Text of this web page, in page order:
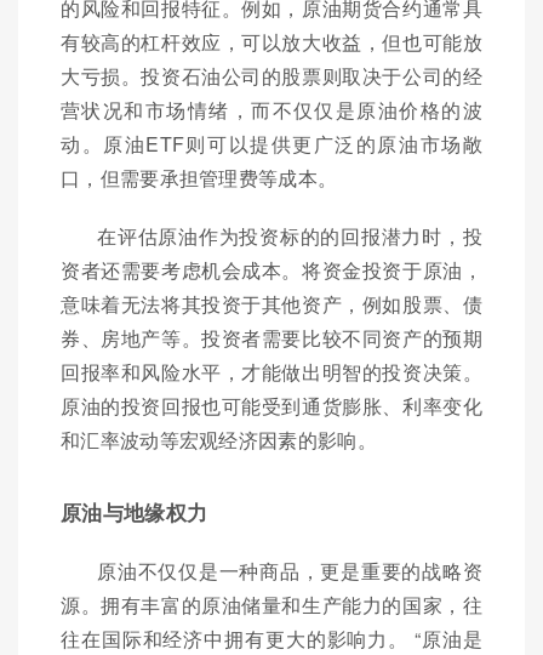
的风险和回报特征。例如，原油期货合约通常具
有较高的杠杆效应，可以放大收益，但也可能放
大亏损。投资石油公司的股票则取决于公司的经
营状况和市场情绪，而不仅仅是原油价格的波
动。原油ETF则可以提供更广泛的原油市场敞
口，但需要承担管理费等成本。
在评估原油作为投资标的的回报潜力时，投
资者还需要考虑机会成本。将资金投资于原油，
意味着无法将其投资于其他资产，例如股票、债
券、房地产等。投资者需要比较不同资产的预期
回报率和风险水平，才能做出明智的投资决策。
原油的投资回报也可能受到通货膨胀、利率变化
和汇率波动等宏观经济因素的影响。
原油与地缘权力
原油不仅仅是一种商品，更是重要的战略资
源。拥有丰富的原油储量和生产能力的国家，往
往在国际和经济中拥有更大的影响力。 “原油是